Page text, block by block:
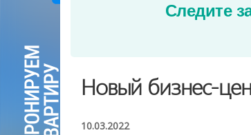
Следите
Новый бизнес-
10.03.2022